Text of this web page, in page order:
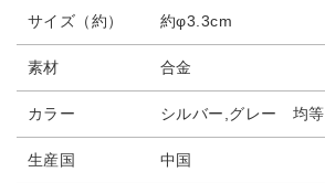
サイズ（約） 約φ3.3cm
素材 合金
カラー シルバー,グレー 均等
生産国 中国